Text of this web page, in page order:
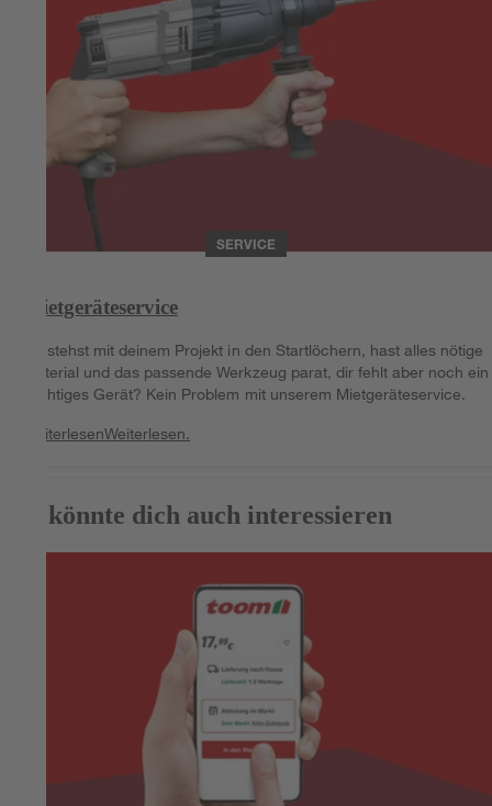
SERVICE
Mietgeräteservice
Du stehst mit deinem Projekt in den Startlöchern, hast alles nötige
Material und das passende Werkzeug parat, dir fehlt aber noch ein
wichtiges Gerät? Kein Problem mit unserem Mietgeräteservice.
WeiterlesenWeiterlesen.
Das könnte dich auch interessieren